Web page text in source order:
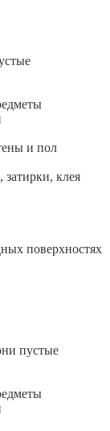
и пол
клея
поверхностях
пустые